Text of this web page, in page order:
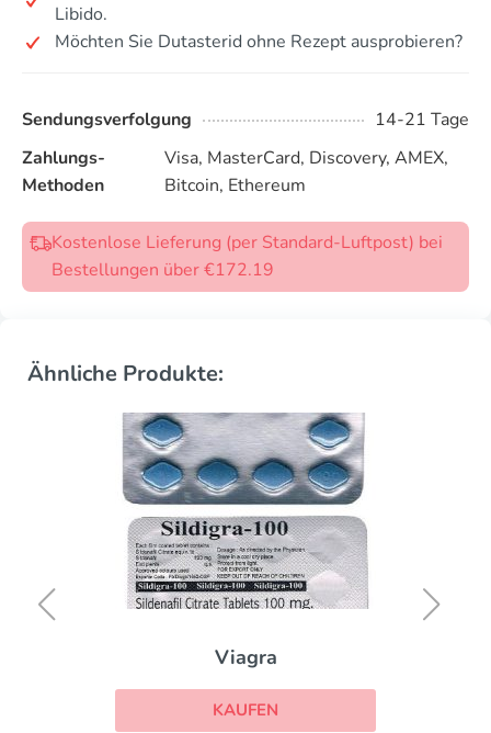
Libido.
Möchten Sie Dutasterid ohne Rezept ausprobieren?
Sendungsverfolgung
14-21 Tage
Zahlungs-
Methoden
Visa, MasterCard, Discovery, AMEX,
Bitcoin, Ethereum
Kostenlose Lieferung (per Standard-Luftpost) bei
Bestellungen über €172.19
Ähnliche Produkte:
Viagra
KAUFEN